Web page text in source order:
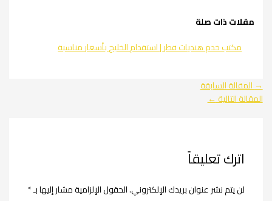
مقلات ذات صلة
مكتب خدم هنديات قطر | استقدام الخليج بأسعار مناسبة
→المقالة السابقة
المقالة التالية←
اترك تعليقاً
لن يتم نشر عنوان بريدك الإلكتروني. الحقول الإلزامية مشار إليها بـ*